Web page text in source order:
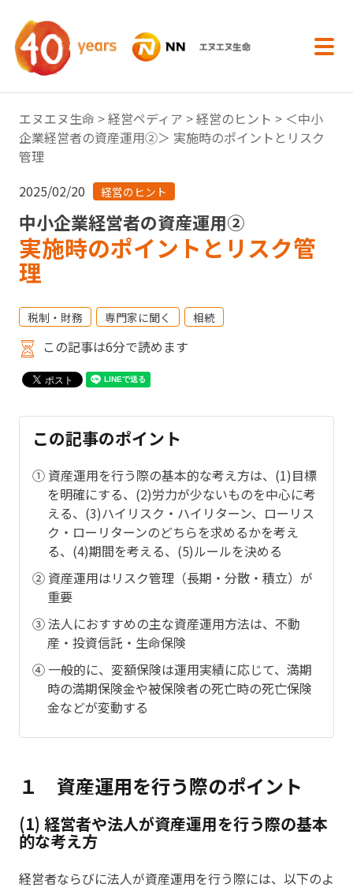
エヌエヌ生命 >経営ペディア >経営のヒント > ＜中小
企業経営者の資産運用②＞ 実施時のポイントとリスク
管理
2025/02/20
経営のヒント
中小企業経営者の資産運用②
実施時のポイントとリスク管
理
税制・財務 専門家に聞く 相続
この記事は6分で読めます
この記事のポイント
① 資産運用を行う際の基本的な考え方は、(1)目標
を明確にする、(2)労力が少ないものを中心に考
える、(3)ハイリスク・ハイリターン、ローリス
ク・ローリターンのどちらを求めるかを考え
る、(4)期間を考える、(5)ルールを決める
② 資産運用はリスク管理（長期・分散・積立）が
重要
③ 法人におすすめの主な資産運用方法は、不動
産・投資信託・生命保険
④ 一般的に、変額保険は運用実績に応じて、満期
時の満期保険金や被保険者の死亡時の死亡保険
金などが変動する
１ 資産運用を行う際のポイント
(1) 経営者や法人が資産運用を行う際の基本
的な考え方
経営者ならびに法人が資産運用を行う際には、以下のよ